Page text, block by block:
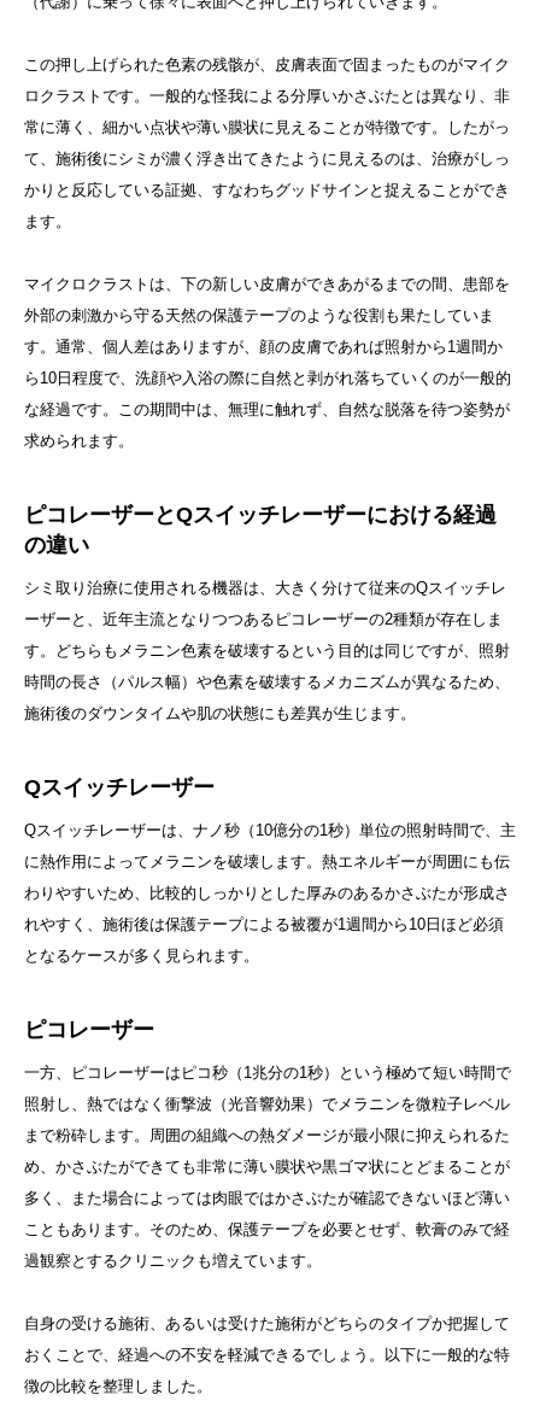
この押し上げられた色素の残骸が、皮膚表面で固まったものがマイク
ロクラストです。一般的な怪我による分厚いかさぶたとは異なり、非
常に薄く、細かい点状や薄い膜状に見えることが特徴です。したがっ
て、施術後にシミが濃く浮き出てきたように見えるのは、治療がしっ
かりと反応している証拠、すなわちグッドサインと捉えることができ
ます。
マイクロクラストは、下の新しい皮膚ができあがるまでの間、患部を
外部の刺激から守る天然の保護テープのような役割も果たしていま
す。通常、個人差はありますが、顔の皮膚であれば照射から1週間か
ら10日程度で、洗顔や入浴の際に自然と剥がれ落ちていくのが一般的
な経過です。この期間中は、無理に触れず、自然な脱落を待つ姿勢が
求められます。
ピコレーザーとQスイッチレーザーにおける経過
の違い
シミ取り治療に使用される機器は、大きく分けて従来のQスイッチレ
ーザーと、近年主流となりつつあるピコレーザーの2種類が存在しま
す。どちらもメラニン色素を破壊するという目的は同じですが、照射
時間の長さ（パルス幅）や色素を破壊するメカニズムが異なるため、
施術後のダウンタイムや肌の状態にも差異が生じます。
Qスイッチレーザー
Qスイッチレーザーは、ナノ秒（10億分の1秒）単位の照射時間で、主
に熱作用によってメラニンを破壊します。熱エネルギーが周囲にも伝
わりやすいため、比較的しっかりとした厚みのあるかさぶたが形成さ
れやすく、施術後は保護テープによる被覆が1週間から10日ほど必須
となるケースが多く見られます。
ピコレーザー
一方、ピコレーザーはピコ秒（1兆分の1秒）という極めて短い時間で
照射し、熱ではなく衝撃波（光音響効果）でメラニンを微粒子レベル
まで粉砕します。周囲の組織への熱ダメージが最小限に抑えられるた
め、かさぶたができても非常に薄い膜状や黒ゴマ状にとどまることが
多く、また場合によっては肉眼ではかさぶたが確認できないほど薄い
こともあります。そのため、保護テープを必要とせず、軟膏のみで経
過観察とするクリニックも増えています。
自身の受ける施術、あるいは受けた施術がどちらのタイプか把握して
おくことで、経過への不安を軽減できるでしょう。以下に一般的な特
徴の比較を整理しました。